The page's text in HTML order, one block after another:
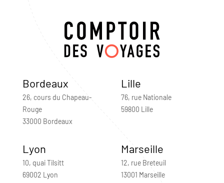
Bordeaux
26, cours du Chapeau-
Rouge
33000 Bordeaux
Lille
76, rue Nationale
59800 Lille
Lyon
10, quai Tilsitt
69002 Lyon
Marseille
12, rue Breteuil
13001 Marseille